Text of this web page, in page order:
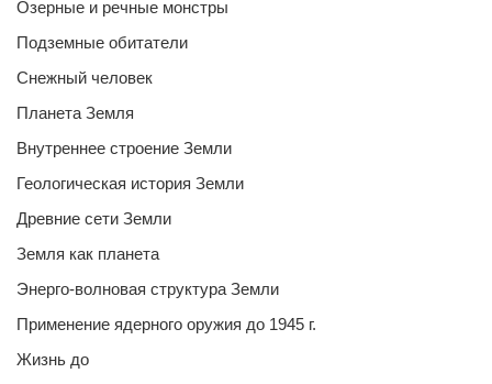
Озерные и речные монстры
Подземные обитатели
Снежный человек
Планета Земля
Внутреннее строение Земли
Геологическая история Земли
Древние сети Земли
Земля как планета
Энерго-волновая структура Земли
Применение ядерного оружия до 1945 г.
Жизнь до